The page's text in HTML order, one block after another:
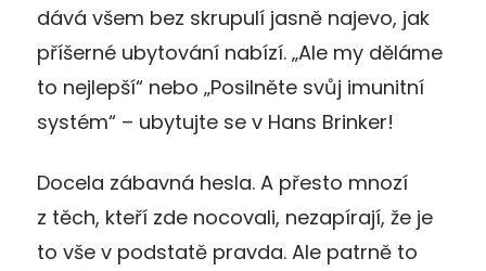
dává všem bez skrupulí jasně najevo, jak
příšerné ubytování nabízí. „Ale my děláme
to nejlepší“ nebo „Posilněte svůj imunitní
systém“ – ubytujte se v Hans Brinker!
Docela zábavná hesla. A přesto mnozí
z těch, kteří zde nocovali, nezapírají, že je
to vše v podstatě pravda. Ale patrně to